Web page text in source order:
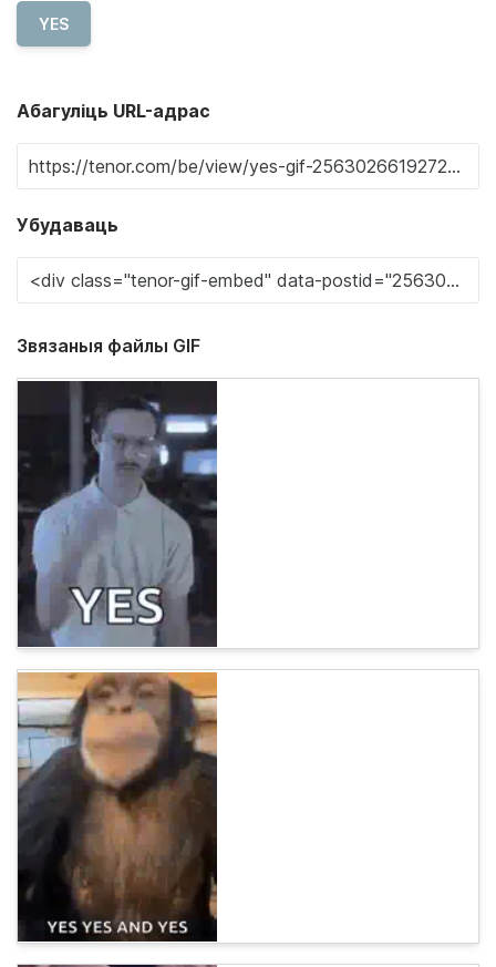
YES
Абагуліць URL-адрас
Убудаваць
Звязаныя файлы GIF